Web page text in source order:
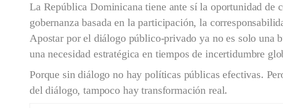
La República Dominicana tiene ante sí la oportunidad de
gobernanza basada en la participación, la
Apostar por el diálogo público-privado ya no es solo una
una necesidad estratégica en tiempos de incertidumbre
Porque sin diálogo no hay políticas públicas efectivas.
del diálogo, tampoco hay transformación real.